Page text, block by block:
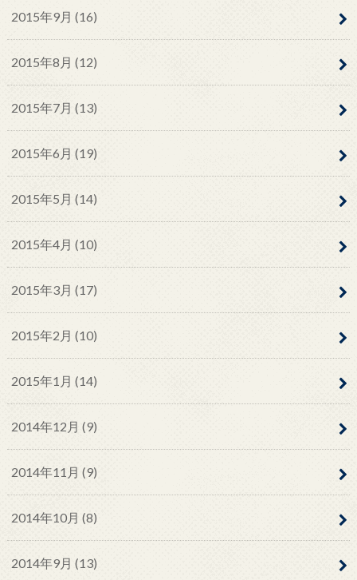
2015年9月 (16)
2015年8月 (12)
2015年7月 (13)
2015年6月 (19)
2015年5月 (14)
2015年4月 (10)
2015年3月 (17)
2015年2月 (10)
2015年1月 (14)
2014年12月 (9)
2014年11月 (9)
2014年10月 (8)
2014年9月 (13)